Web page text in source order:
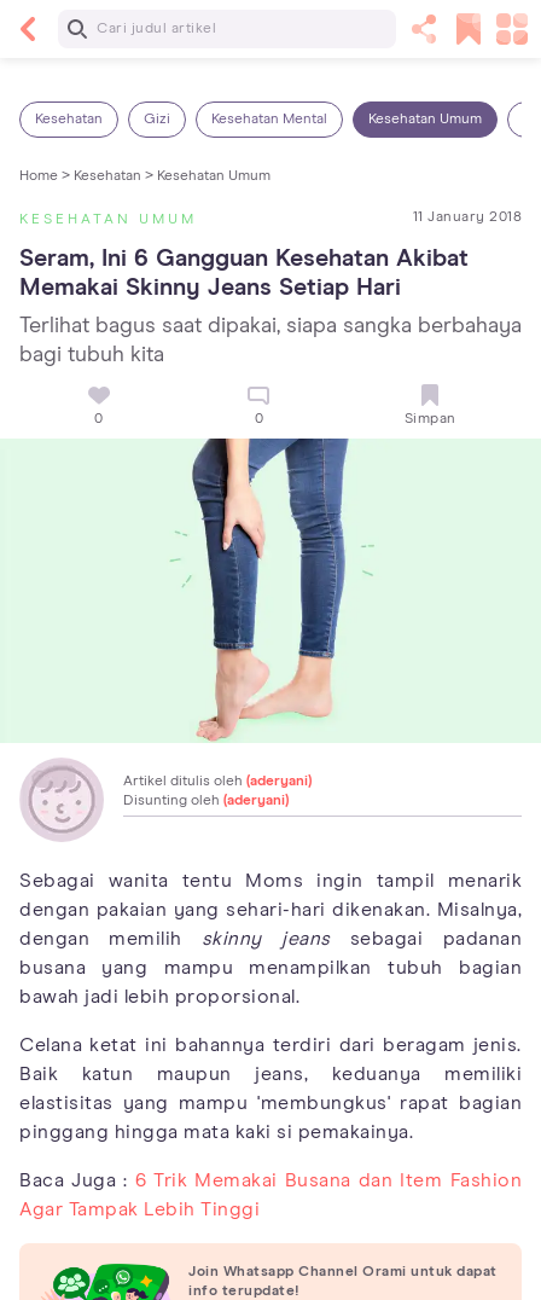
Baca Selanjutnya
Kesehatan Gizi Kesehatan Mental Kesehatan Umum
Home > Kesehatan > Kesehatan Umum
KESEHATAN UMUM 11 January 2018
Seram, Ini 6 Gangguan Kesehatan Akibat
Memakai Skinny Jeans Setiap Hari
Terlihat bagus saat dipakai, siapa sangka berbahaya
bagi tubuh kita
0 0 Simpan
Artikel ditulis oleh (aderyani)
Disunting oleh (aderyani)
Sebagai wanita tentu Moms ingin tampil menarik
dengan pakaian yang sehari-hari dikenakan. Misalnya,
dengan memilih skinny jeans sebagai padanan
busana yang mampu menampilkan tubuh bagian
bawah jadi lebih proporsional.
Celana ketat ini bahannya terdiri dari beragam jenis.
Baik katun maupun jeans, keduanya memiliki
elastisitas yang mampu 'membungkus' rapat bagian
pinggang hingga mata kaki si pemakainya.
Baca Juga : 6 Trik Memakai Busana dan Item Fashion
Agar Tampak Lebih Tinggi
Join Whatsapp Channel Orami untuk dapat
info terupdate!